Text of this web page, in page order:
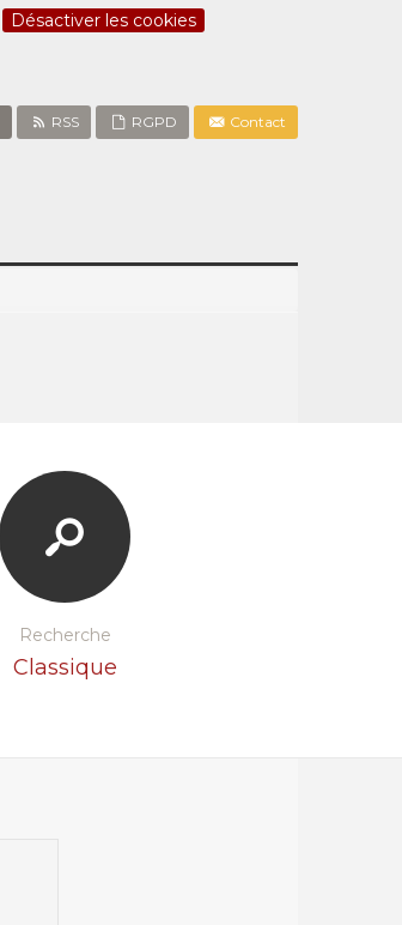
Désactiver les cookies
RSS RGPD Contact
Recherche
Classique